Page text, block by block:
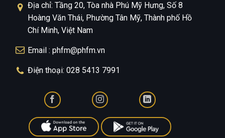
Địa chỉ: Tầng 20, Tòa nhà Phú Mỹ Hưng, Số 8
Hoàng Văn Thái, Phường Tân Mỹ, Thành phố Hồ
Chí Minh, Việt Nam
Email : phfm@phfm.vn
Điện thoại: 028 5413 7991